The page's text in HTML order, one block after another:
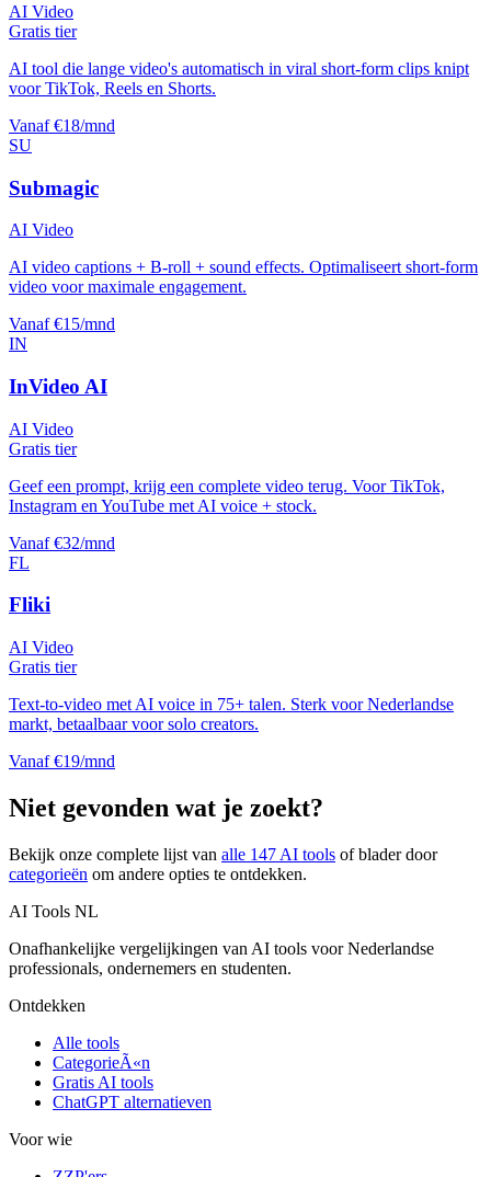
AI Video
Gratis tier
AI tool die lange video's automatisch in viral short-form clips knipt
voor TikTok, Reels en Shorts.
Vanaf €18/mnd
SU
Submagic
AI Video
AI video captions + B-roll + sound effects. Optimaliseert short-form
video voor maximale engagement.
Vanaf €15/mnd
IN
InVideo AI
AI Video
Gratis tier
Geef een prompt, krijg een complete video terug. Voor TikTok,
Instagram en YouTube met AI voice + stock.
Vanaf €32/mnd
FL
Fliki
AI Video
Gratis tier
Text-to-video met AI voice in 75+ talen. Sterk voor Nederlandse
markt, betaalbaar voor solo creators.
Vanaf €19/mnd
Niet gevonden wat je zoekt?
Bekijk onze complete lijst van alle 147 AI tools of blader door
categorieën om andere opties te ontdekken.
AI Tools NL
Onafhankelijke vergelijkingen van AI tools voor Nederlandse
professionals, ondernemers en studenten.
Ontdekken
Alle tools
CategorieÃ«n
Gratis AI tools
ChatGPT alternatieven
Voor wie